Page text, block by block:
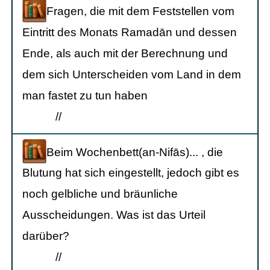
Fragen, die mit dem Feststellen vom
Eintritt des Monats Ramadān und dessen
Ende, als auch mit der Berechnung und
dem sich Unterscheiden vom Land in dem
man fastet zu tun haben
//
Beim Wochenbett(an-Nifās)... , die
Blutung hat sich eingestellt, jedoch gibt es
noch gelbliche und bräunliche
Ausscheidungen. Was ist das Urteil
darüber?
//